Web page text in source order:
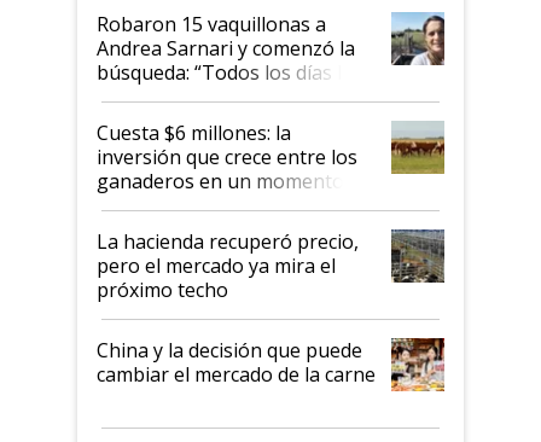
Robaron 15 vaquillonas a
Andrea Sarnari y comenzó la
búsqueda: “Todos los días le
toca a algún productor”
Cuesta $6 millones: la
inversión que crece entre los
ganaderos en un momento
histórico para la actividad
La hacienda recuperó precio,
pero el mercado ya mira el
próximo techo
China y la decisión que puede
cambiar el mercado de la carne